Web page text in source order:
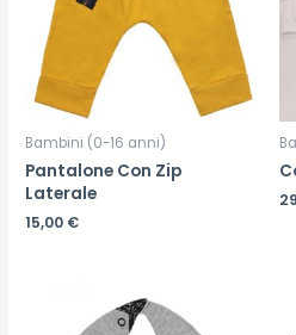
Bambini (0-16 anni)
Pantalone Con Zip
Laterale
15,00 €